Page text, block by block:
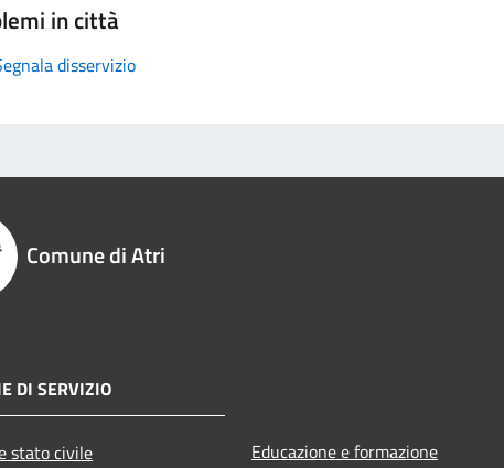
in città
disservizio
Comune di Atri
DI SERVIZIO
stato civile Educazione e formazione